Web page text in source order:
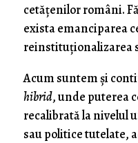
cetăţenilor români.
exista emanciparea
reinstituţionalizarea
Acum suntem şi
hibrid, unde puterea
recalibrată la nivelul
sau politice tutelate,